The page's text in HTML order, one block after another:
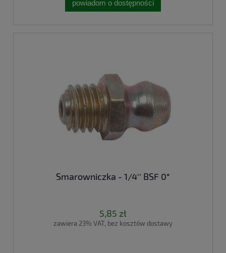
powiadom o dostępności
Smarowniczka - 1/4'' BSF 0°
5,85 zł
zawiera 23% VAT, bez kosztów dostawy